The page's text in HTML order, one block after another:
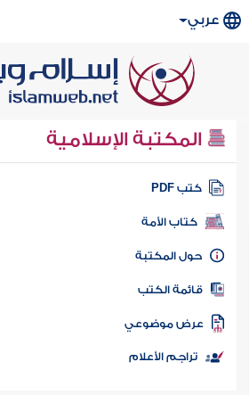
عربي
المكتبة الإسلامية
كتب PDF
كتاب الأمة
المكتبة
الكتب
موضوعي